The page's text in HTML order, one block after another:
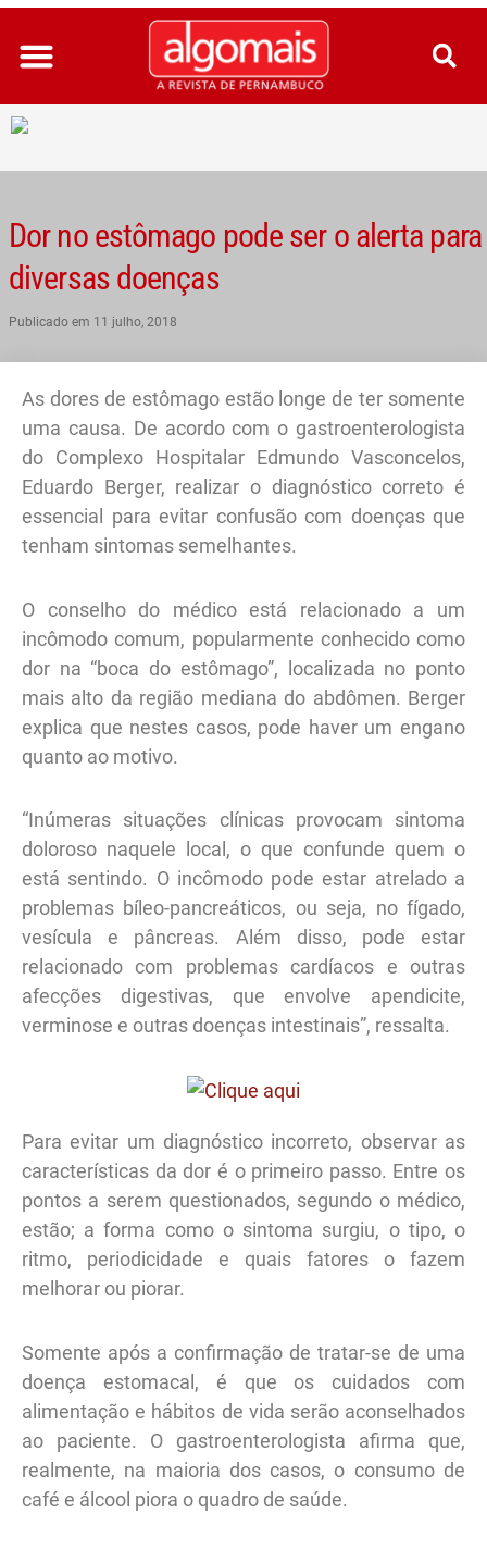
Ir
para
conteúdo
Dor no estômago pode ser o alerta para
diversas doenças
Publicado em 11 julho, 2018
As dores de estômago estão longe de ter somente
uma causa. De acordo com o gastroenterologista
do Complexo Hospitalar Edmundo Vasconcelos,
Eduardo Berger, realizar o diagnóstico correto é
essencial para evitar confusão com doenças que
tenham sintomas semelhantes.
O conselho do médico está relacionado a um
incômodo comum, popularmente conhecido como
dor na “boca do estômago”, localizada no ponto
mais alto da região mediana do abdômen. Berger
explica que nestes casos, pode haver um engano
quanto ao motivo.
“Inúmeras situações clínicas provocam sintoma
doloroso naquele local, o que confunde quem o
está sentindo. O incômodo pode estar atrelado a
problemas bíleo-pancreáticos, ou seja, no fígado,
vesícula e pâncreas. Além disso, pode estar
relacionado com problemas cardíacos e outras
afecções digestivas, que envolve apendicite,
verminose e outras doenças intestinais”, ressalta.
Para evitar um diagnóstico incorreto, observar as
características da dor é o primeiro passo. Entre os
pontos a serem questionados, segundo o médico,
estão; a forma como o sintoma surgiu, o tipo, o
ritmo, periodicidade e quais fatores o fazem
melhorar ou piorar.
Somente após a confirmação de tratar-se de uma
doença estomacal, é que os cuidados com
alimentação e hábitos de vida serão aconselhados
ao paciente. O gastroenterologista afirma que,
realmente, na maioria dos casos, o consumo de
café e álcool piora o quadro de saúde.